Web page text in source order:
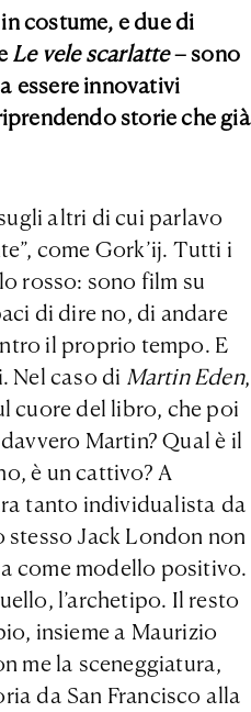
costume, e due di
Le vele scarlatte– sono
essere innovativi
storie che già
altri di cui parlavo
come Gork’ij. Tutti i
rosso: sono film su
di dire no, di andare
il proprio tempo. E
Nel caso di Martin Eden,
cuore del libro, che poi
Martin? Qual è il
è un cattivo? A
tanto individualista da
stesso Jack London non
come modello positivo.
l’archetipo. Il resto
insieme a Maurizio
me la sceneggiatura,
da San Francisco alla